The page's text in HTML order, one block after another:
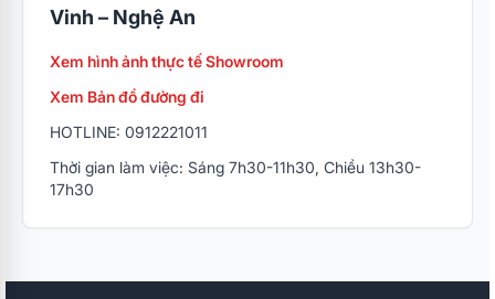
Vinh – Nghệ An
Xem hình ảnh thực tế Showroom
Xem Bản đồ đường đi
HOTLINE: 0912221011
Thời gian làm việc: Sáng 7h30-11h30, Chiều 13h30-
17h30